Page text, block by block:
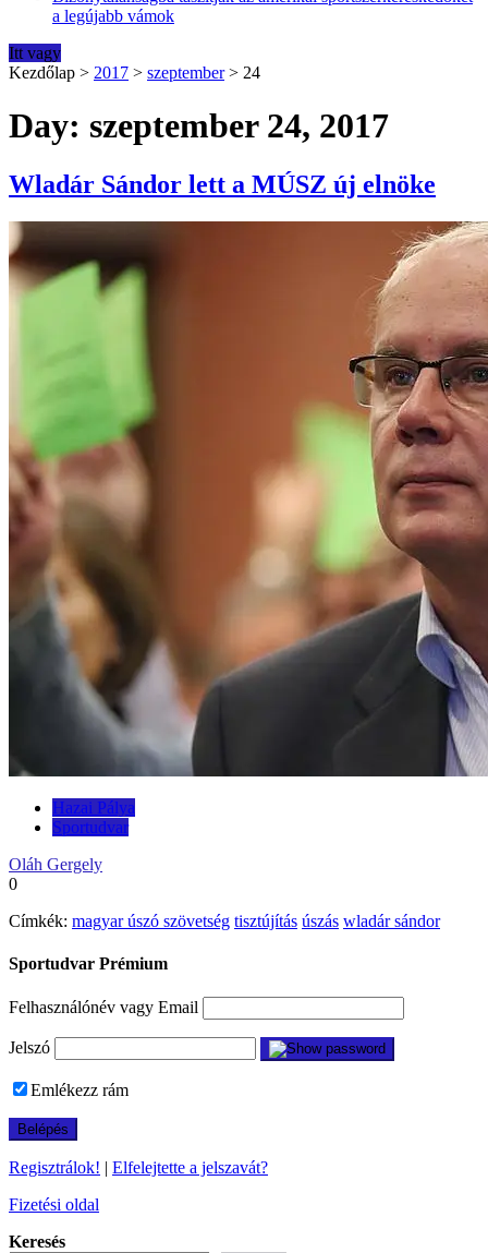
a legújabb vámok
Itt vagy
Kezdőlap > 2017 > szeptember > 24
Day: szeptember 24, 2017
Wladár Sándor lett a MÚSZ új elnöke
Hazai Pálya
Sportudvar
Oláh Gergely
0
Címkék: magyar úszó szövetség tisztújítás úszás wladár sándor
Sportudvar Prémium
Felhasználónév vagy Email
Jelszó
Emlékezz rám
Regisztrálok! | Elfelejtette a jelszavát?
Fizetési oldal
Keresés